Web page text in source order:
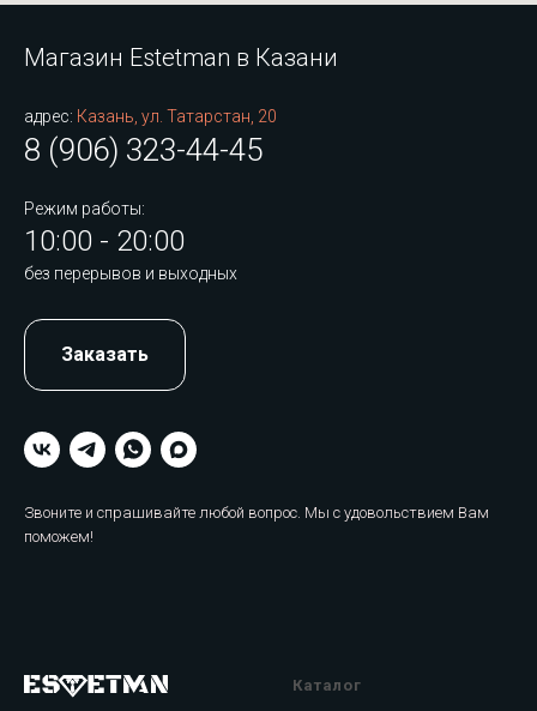
Магазин Estetman в Казани
адрес: Казань, ул. Татарстан, 20
8 (906) 323-44-45
Режим работы:
10:00 - 20:00
без перерывов и выходных
Заказать
Звоните и спрашивайте любой вопрос. Мы с удовольствием Вам
поможем!
Каталог